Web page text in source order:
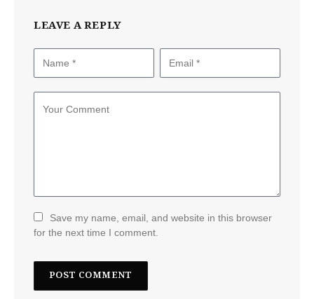
LEAVE A REPLY
Save my name, email, and website in this browser
for the next time I comment.